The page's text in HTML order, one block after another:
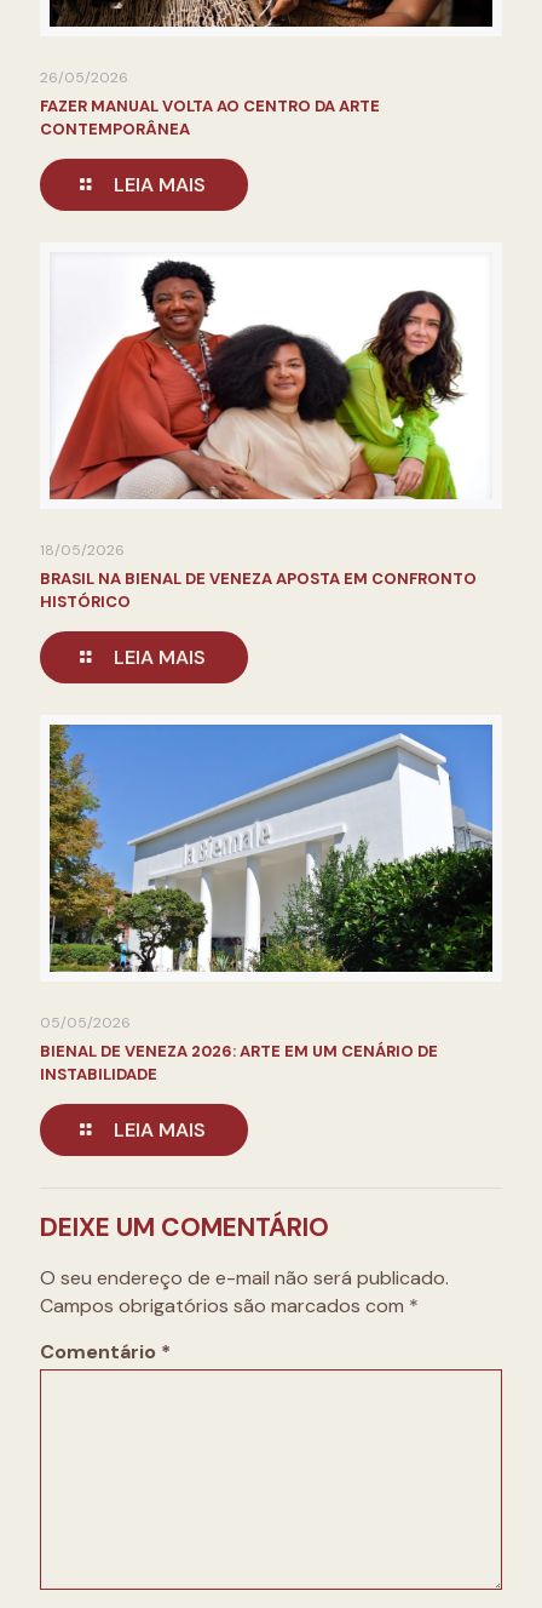
26/05/2026
FAZER MANUAL VOLTA AO CENTRO DA ARTE
CONTEMPORÂNEA
LEIA MAIS
18/05/2026
BRASIL NA BIENAL DE VENEZA APOSTA EM CONFRONTO
HISTÓRICO
LEIA MAIS
05/05/2026
BIENAL DE VENEZA 2026: ARTE EM UM CENÁRIO DE
INSTABILIDADE
LEIA MAIS
DEIXE UM COMENTÁRIO
O seu endereço de e-mail não será publicado.
Campos obrigatórios são marcados com *
Comentário *